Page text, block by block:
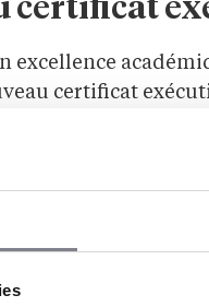
certificat
excellence
certificat
est spécifiquement
contemporains
données sont
et
programme met